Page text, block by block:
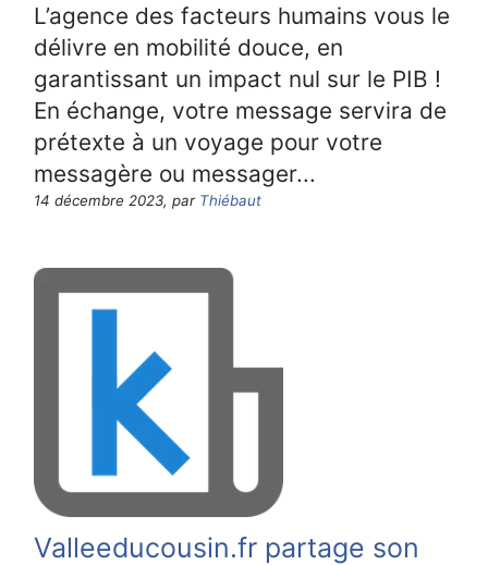
L’agence des facteurs humains vous le
délivre en mobilité douce, en
garantissant un impact nul sur le PIB !
En échange, votre message servira de
prétexte à un voyage pour votre
messagère ou messager...
14 décembre 2023, par Thiébaut
Valleeducousin.fr partage son